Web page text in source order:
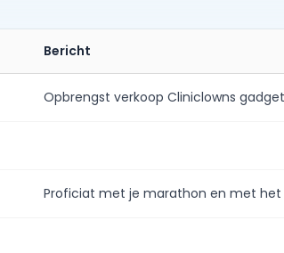
Bericht
Opbrengst verkoop Cliniclowns
Proficiat met je marathon en met